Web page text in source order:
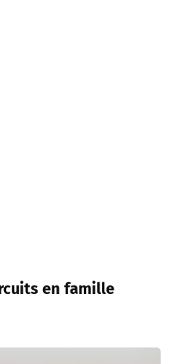
en famille